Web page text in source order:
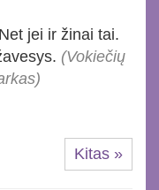
jei ir žinai tai.
(Vokiečių
Kitas »